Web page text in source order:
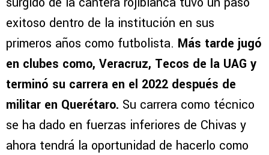
exitoso dentro de la institución en sus
primeros años como futbolista. Más tarde jugó
en clubes como, Veracruz, Tecos de la UAG y
terminó su carrera en el 2022 después de
militar en Querétaro. Su carrera como técnico
se ha dado en fuerzas inferiores de Chivas y
ahora tendrá la oportunidad de hacerlo como